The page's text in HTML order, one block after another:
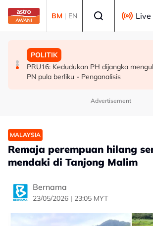
Skip to main content
BM | EN Live
POLITIK
[TERKINI] 10 ADUN BN-PN dilantik
pentadbiran Negeri Sembilan
MALAYSIA
MAG wajibkan saringan dadah 1,260
Malaysia Airlines
POLITIK
PRU16: Kedudukan PH dijangka
PN pula berliku - Penganalisis
Advertisement
MALAYSIA
Remaja perempuan hilang
mendaki di Tanjong Malim
Bernama
23/05/2026 | 23:05 MYT